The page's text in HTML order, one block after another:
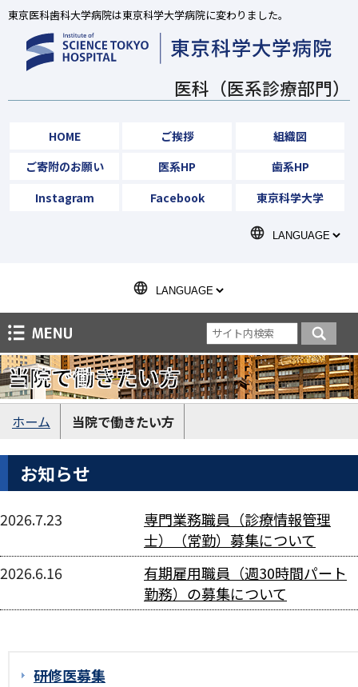
東京医科歯科大学病院は東京科学大学病院に変わりました。
医科（医系診療部門）
HOME ご挨拶
組織図
ご寄附のお願い
医系HP
歯系HP
Instagram
Facebook 東京科学大学
当院で働きたい方
ホーム 当院で働きたい方
お知らせ
2026.7.23
専門業務職員（診療情報管理
士）（常勤）募集について
2026.6.16
有期雇用職員（週30時間パート
勤務）の募集について
研修医募集